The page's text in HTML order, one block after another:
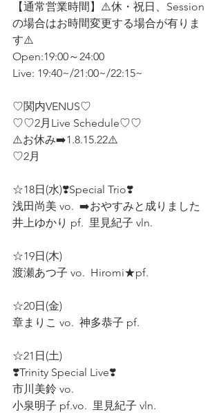
【通常営業時間】⚠️休・祝日、Session
の場合はお時間変更する場合が有りま
す⚠️
Open:19:00～24:00
Live: 19:40~/21:00~/22:15~
♡関内VENUS♡
♡♡2月Live Schedule♡♡
⚠️お休み➡️1.8.15.22⚠️
♡2月
☆18日(水)❣️Special Trio❣️
浅田尚美 vo.  ➡️おやすみと成りました
井上ゆかり pf.  里見紀子 vln.
☆19日(木)
渡瀬あつ子 vo.  Hiromi★pf.
☆20日(金)
章まりこ vo.  神多恭子 pf.
☆21日(土)
❣️Trinity Special Live❣️
市川美鈴 vo.
小泉明子 pf.vo.  里見紀子 vln.